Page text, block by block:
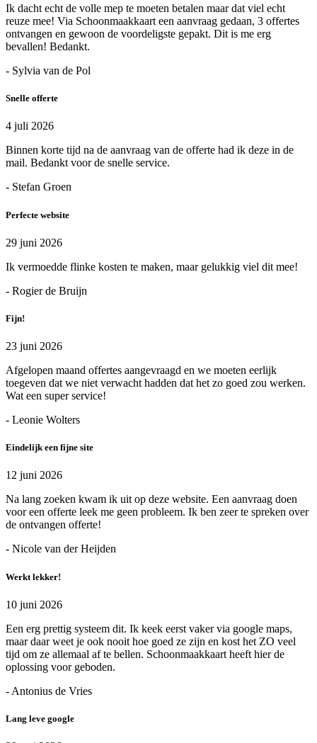
Ik dacht echt de volle mep te moeten betalen maar dat viel echt
reuze mee! Via Schoonmaakkaart een aanvraag gedaan, 3 offertes
ontvangen en gewoon de voordeligste gepakt. Dit is me erg
bevallen! Bedankt.
- Sylvia van de Pol
Snelle offerte
4 juli 2026
Binnen korte tijd na de aanvraag van de offerte had ik deze in de
mail. Bedankt voor de snelle service.
- Stefan Groen
Perfecte website
29 juni 2026
Ik vermoedde flinke kosten te maken, maar gelukkig viel dit mee!
- Rogier de Bruijn
Fijn!
23 juni 2026
Afgelopen maand offertes aangevraagd en we moeten eerlijk
toegeven dat we niet verwacht hadden dat het zo goed zou werken.
Wat een super service!
- Leonie Wolters
Eindelijk een fijne site
12 juni 2026
Na lang zoeken kwam ik uit op deze website. Een aanvraag doen
voor een offerte leek me geen probleem. Ik ben zeer te spreken over
de ontvangen offerte!
- Nicole van der Heijden
Werkt lekker!
10 juni 2026
Een erg prettig systeem dit. Ik keek eerst vaker via google maps,
maar daar weet je ook nooit hoe goed ze zijn en kost het ZO veel
tijd om ze allemaal af te bellen. Schoonmaakkaart heeft hier de
oplossing voor geboden.
- Antonius de Vries
Lang leve google